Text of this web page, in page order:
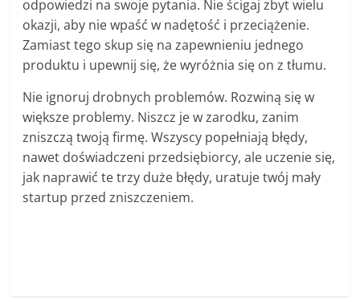
odpowiedzi na swoje pytania. Nie ścigaj zbyt wielu
okazji, aby nie wpaść w nadętość i przeciążenie.
Zamiast tego skup się na zapewnieniu jednego
produktu i upewnij się, że wyróżnia się on z tłumu.
Nie ignoruj ​​drobnych problemów. Rozwiną się w
większe problemy. Niszcz je w zarodku, zanim
zniszczą twoją firmę. Wszyscy popełniają błędy,
nawet doświadczeni przedsiębiorcy, ale uczenie się,
jak naprawić te trzy duże błędy, uratuje twój mały
startup przed zniszczeniem.